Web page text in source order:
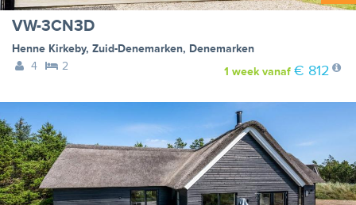
VW-3CN3D
Henne Kirkeby, Zuid-Denemarken, Denemarken
4
2 1 weekvanaf € 812